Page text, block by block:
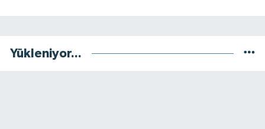
Yükleniyor...